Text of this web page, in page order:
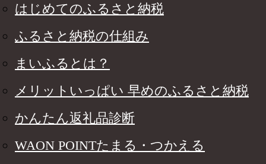
はじめてのふるさと納税
ふるさと納税の仕組み
まいふるとは？
メリットいっぱい 早めのふるさと納税
かんたん返礼品診断
WAON POINTたまる・つかえる